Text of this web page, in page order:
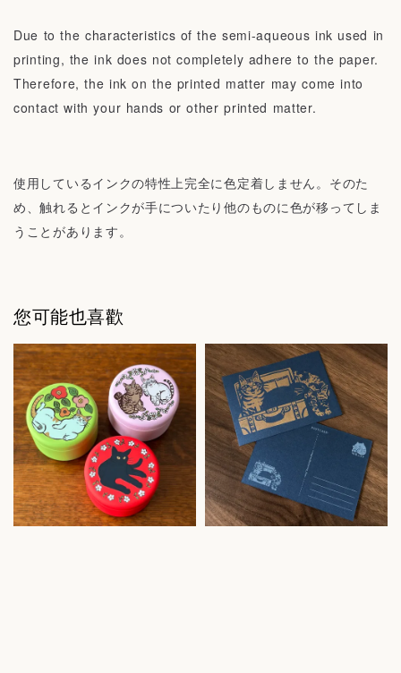
Due to the characteristics of the semi-aqueous ink used in
printing, the ink does not completely adhere to the paper.
Therefore, the ink on the printed matter may come into
contact with your hands or other printed matter.
使用しているインクの特性上完全に色定着しません。そのた
め、触れるとインクが手についたり他のものに色が移ってしま
うことがあります。
您可能也喜歡